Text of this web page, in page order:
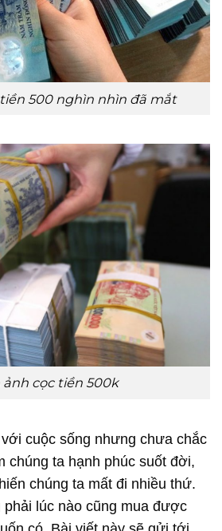
500 nghìn nhìn đã mắt
ảnh cọc tiền 500k
cuộc sống nhưng chưa chắc
chúng ta hạnh phúc suốt đời,
chúng ta mất đi nhiều thứ.
phải lúc nào cũng mua được